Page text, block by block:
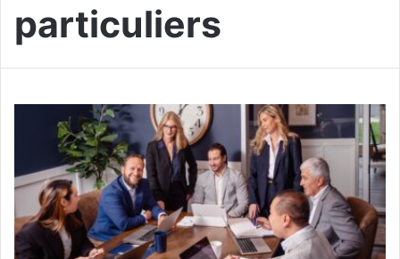
particuliers